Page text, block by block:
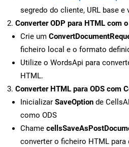
segredo do cliente, URL base e
Converter ODP para HTML com
Crie um
ficheiro local e o formato
Utilize o WordsApi para
HTML.
Converter HTML para ODS com
Inicializar SaveOption de
como ODS
Chame
converter o ficheiro HTML para